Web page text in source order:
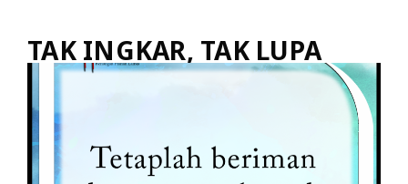
TAK INGKAR, TAK LUPA